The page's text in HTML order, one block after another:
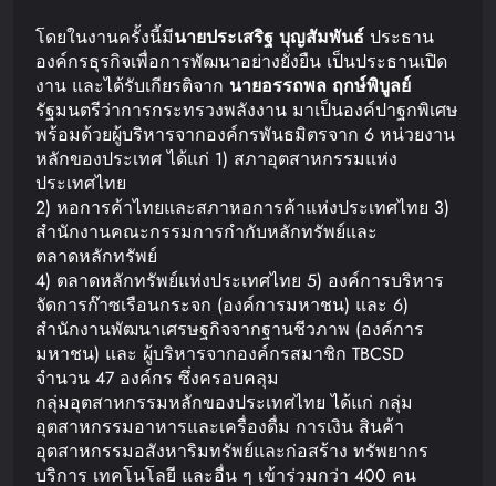
โดยในงานครั้งนี้มีนายประเสริฐ บุญสัมพันธ์ ประธาน
องค์กรธุรกิจเพื่อการพัฒนาอย่างยั่งยืน เป็นประธานเปิด
งาน และได้รับเกียรติจาก นายอรรถพล ฤกษ์พิบูลย์
รัฐมนตรีว่าการกระทรวงพลังงาน มาเป็นองค์ปาฐกพิเศษ
พร้อมด้วยผู้บริหารจากองค์กรพันธมิตรจาก 6 หน่วยงาน
หลักของประเทศ ได้แก่ 1) สภาอุตสาหกรรมแห่ง
ประเทศไทย
2) หอการค้าไทยและสภาหอการค้าแห่งประเทศไทย 3)
สำนักงานคณะกรรมการกำกับหลักทรัพย์และ
ตลาดหลักทรัพย์
4) ตลาดหลักทรัพย์แห่งประเทศไทย 5) องค์การบริหาร
จัดการก๊าซเรือนกระจก (องค์การมหาชน) และ 6)
สำนักงานพัฒนาเศรษฐกิจจากฐานชีวภาพ (องค์การ
มหาชน) และ ผู้บริหารจากองค์กรสมาชิก TBCSD
จำนวน 47 องค์กร ซึ่งครอบคลุม
กลุ่มอุตสาหกรรมหลักของประเทศไทย ได้แก่ กลุ่ม
อุตสาหกรรมอาหารและเครื่องดื่ม การเงิน สินค้า
อุตสาหกรรมอสังหาริมทรัพย์และก่อสร้าง ทรัพยากร
บริการ เทคโนโลยี และอื่น ๆ เข้าร่วมกว่า 400 คน